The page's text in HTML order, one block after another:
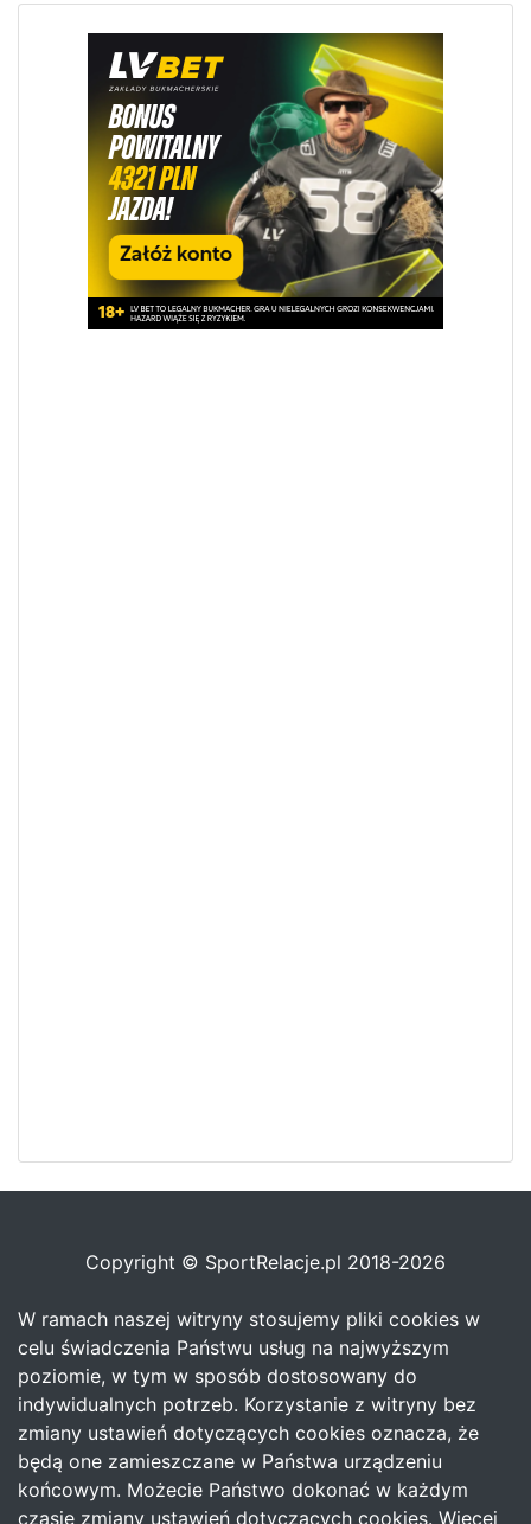
Copyright © SportRelacje.pl 2018-2026
W ramach naszej witryny stosujemy pliki cookies w
celu świadczenia Państwu usług na najwyższym
poziomie, w tym w sposób dostosowany do
indywidualnych potrzeb. Korzystanie z witryny bez
zmiany ustawień dotyczących cookies oznacza, że
będą one zamieszczane w Państwa urządzeniu
końcowym. Możecie Państwo dokonać w każdym
czasie zmiany ustawień dotyczących cookies. Więcej